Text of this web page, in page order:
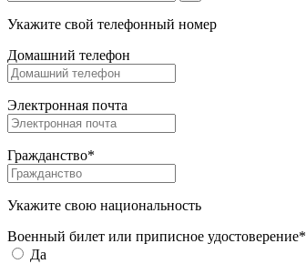
Укажите свой телефонный номер
Домашний телефон
Электронная почта
Гражданство*
Укажите свою национальность
Военный билет или приписное удостоверение*
Да